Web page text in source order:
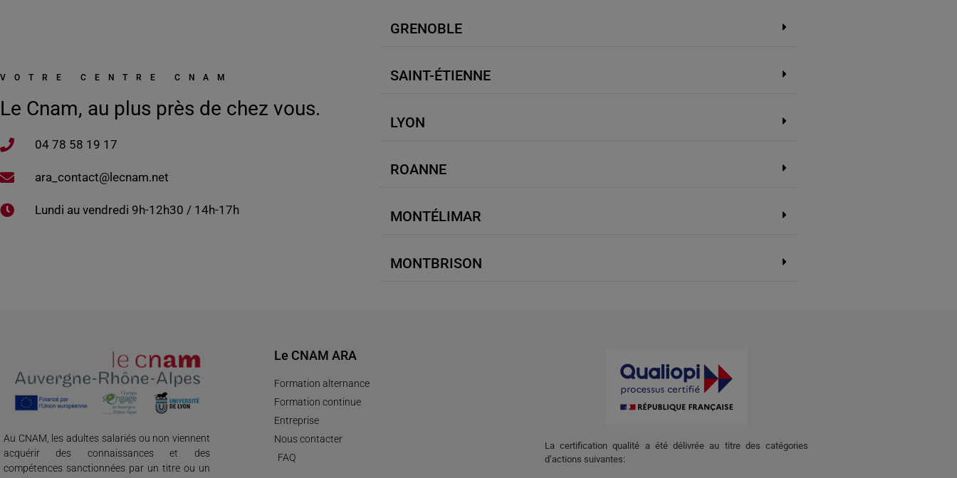
VOTRE CENTRE CNAM
Le Cnam, au plus près de chez vous.
04 78 58 19 17​
ara_contact@lecnam.net
Lundi au vendredi 9h-12h30 / 14h-17h
GRENOBLE
SAINT-ÉTIENNE
LYON
ROANNE
MONTÉLIMAR
MONTBRISON
Au CNAM, les adultes salariés ou non viennent
acquérir des connaissances et des
compétences sanctionnées par un titre ou un
Le CNAM ARA
Formation alternance
Formation continue
Entreprise
Nous contacter
FAQ
La certification qualité a été délivrée au titre des catégories
d’actions suivantes: